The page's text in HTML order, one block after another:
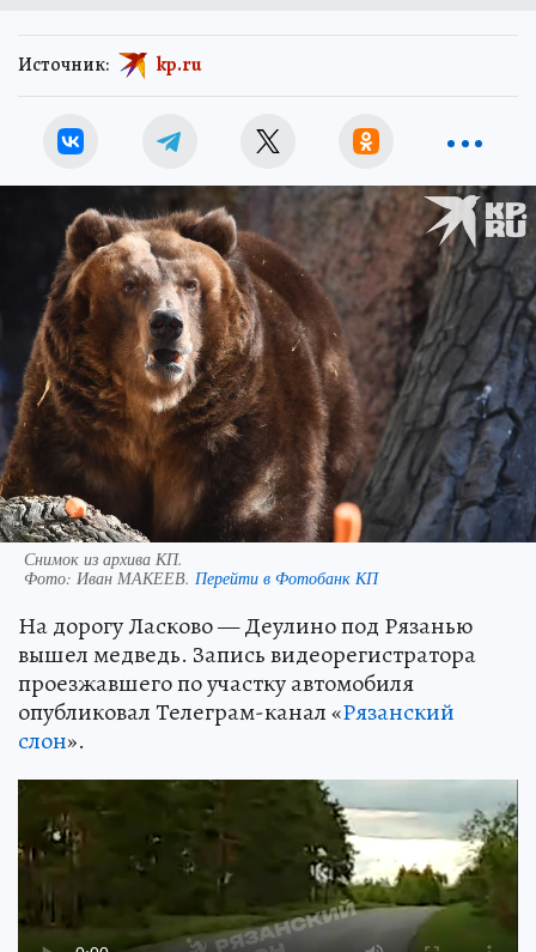
Источник: kp.ru
Снимок из архива КП.
Фото: Иван МАКЕЕВ. Перейти в Фотобанк КП
На дорогу Ласково — Деулино под Рязанью
вышел медведь. Запись видеорегистратора
проезжавшего по участку автомобиля
опубликовал Телеграм-канал «Рязанский
слон».